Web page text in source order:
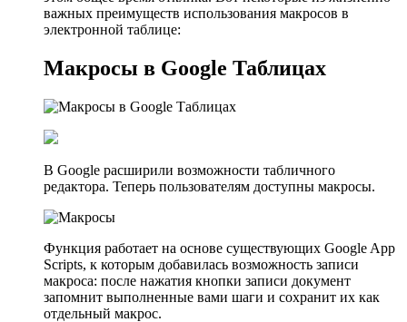
важных преимуществ использования макросов в
электронной таблице:
Макросы в Google Таблицах
В Google расширили возможности табличного
редактора. Теперь пользователям доступны макросы.
Функция работает на основе существующих Google App
Scripts, к которым добавилась возможность записи
макроса: после нажатия кнопки записи документ
запомнит выполненные вами шаги и сохранит их как
отдельный макрос.